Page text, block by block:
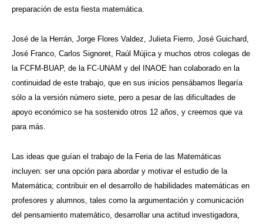
preparación de esta fiesta matemática.
José de la Herrán, Jorge Flores Valdez, Julieta Fierro, José Guichard,
José Franco, Carlos Signoret, Raúl Mújica y muchos otros colegas de
la FCFM-BUAP, de la FC-UNAM y del INAOE han colaborado en la
continuidad de este trabajo, que en sus inicios pensábamos llegaría
sólo a la versión número siete, pero a pesar de las dificultades de
apoyo económico se ha sostenido otros 12 años, y creemos que va
para más.
Las ideas que guían el trabajo de la Feria de las Matemáticas
incluyen: ser una opción para abordar y motivar el estudio de la
Matemática; contribuir en el desarrollo de habilidades matemáticas en
profesores y alumnos, tales como la argumentación y comunicación
del pensamiento matemático, desarrollar una actitud investigadora,